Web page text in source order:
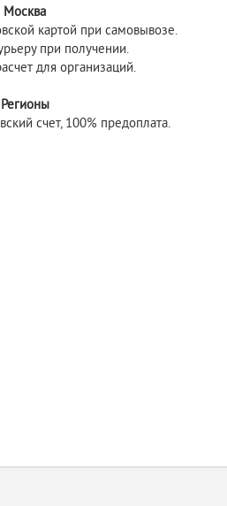
Москва
картой при самовывозе.
при получении.
для организаций.
Регионы
счет, 100% предоплата.